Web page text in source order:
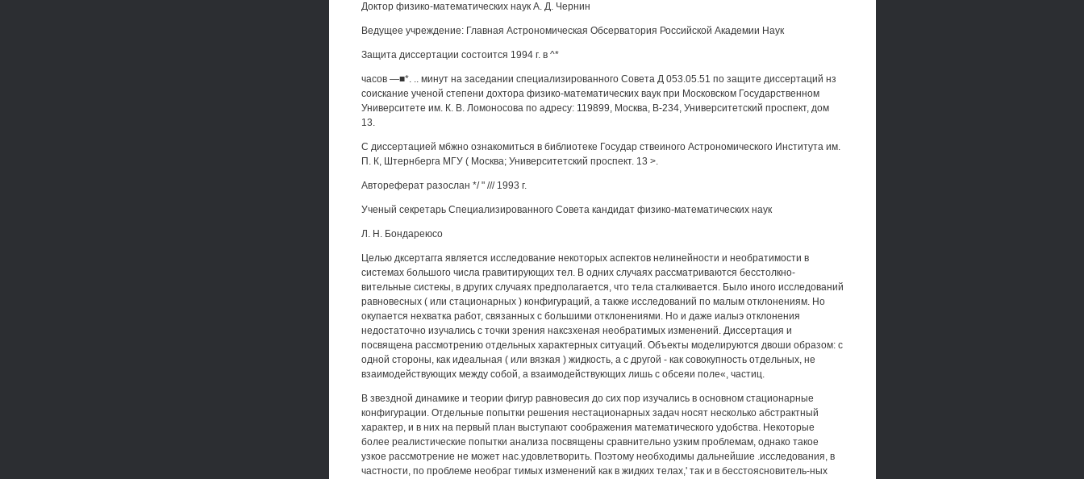
Доктор физико-математических наук А. Д. Чернин
Ведущее учреждение: Главная Астрономическая Обсерватория Российской Академии Наук
Защита диссертации состоится 1994 г. в ^*
часов —■*. .. минут на заседании специализированного Совета Д 053.05.51 по защите диссертаций нз
соискание ученой степени дохтора физико-математических ваук при Московском Государственном
Университете им. К. В. Ломоносова по адресу: 119899, Москва, В-234, Университетский проспект, дом
13.
С диссертацией мбжно ознакомиться в библиотеке Государ ствеиного Астрономического Института им.
П. К, Штернберга МГУ ( Москва; Университетский проспект. 13 >.
Автореферат разослан */ " /// 1993 г.
Ученый секретарь Специализированного Совета кандидат физико-математических наук
Л. Н. Бондареюсо
Целью дксертагга является исследование некоторых аспектов нелинейности и необратимости в
системах большого числа гравитирующих тел. В одних случаях рассматриваются бесстолкно-
вительные систекы, в других случаях предполагается, что тела сталкивается. Было иного исследований
равновесных ( или стационарных ) конфигураций, а также исследований по малым отклонениям. Но
окупается нехватка работ, связанных с большими отклонениями. Но и даже иалыэ отклонения
недостаточно изучались с точки зрения наксзхеная необратимых изменений. Диссертация и
посвящена рассмотрению отдельных характерных ситуаций. Объекты моделируются двоши образом: с
одной стороны, как идеальная ( или вязкая ) жидкость, а с другой - как совокупность отдельных, не
взаимодействующих между собой, а взаимодействующих лишь с обсеяи поле«, частиц.
В звездной динамике и теории фигур равновесия до сих пор изучались в основном стационарные
конфигурации. Отдельные попытки решения нестационарных задач носят несколько абстрактный
характер, и в них на первый план выступают соображения математического удобства. Некоторые
более реалистические попытки анализа посвящены сравнительно узким проблемам, однако такое
узкое рассмотрение не может нас.удовлетворить. Поэтому необходимы дальнейшие .исследования, в
частности, по проблеме необраг тимых изменений как в жидких телах,' так и в бесстоясновитель-ных